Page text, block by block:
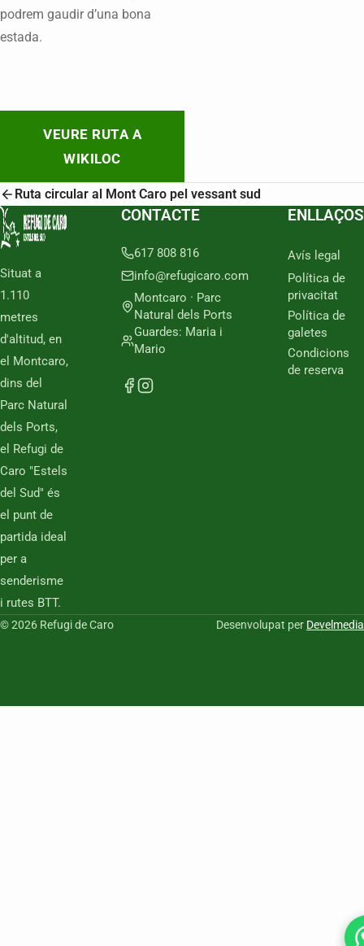
podrem gaudir d’una bona
estada.
VEURE RUTA A
WIKILOC
Ruta circular al Mont Caro pel vessant sud
Situat a
1.110
metres
d'altitud, en
el Montcaro,
dins del
Parc Natural
dels Ports,
el Refugi de
Caro "Estels
del Sud" és
el punt de
partida ideal
per a
senderisme
i rutes BTT.
CONTACTE
617 808 816
info@refugicaro.com
Montcaro · Parc
Natural dels Ports
Guardes: Maria i
Mario
ENLLAÇOS
Avís legal
Política de
privacitat
Política de
galetes
Condicions
de reserva
© 2026 Refugi de Caro Desenvolupat per Develmedia